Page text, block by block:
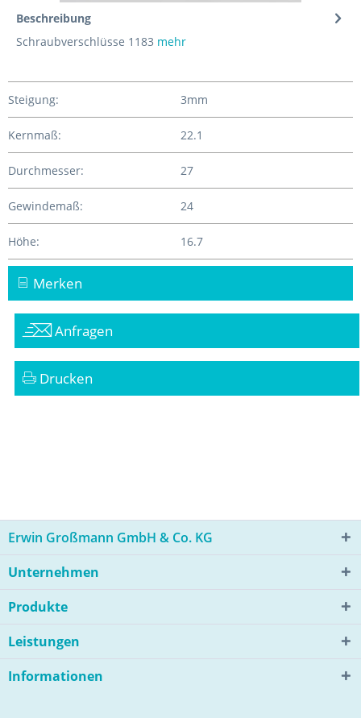
Beschreibung
Schraubverschlüsse 1183 mehr
Steigung: 3mm
Kernmaß: 22.1
Durchmesser: 27
Gewindemaß: 24
Höhe: 16.7
Merken
Anfragen
Drucken
Erwin Großmann GmbH & Co. KG
Unternehmen
Produkte
Leistungen
Informationen